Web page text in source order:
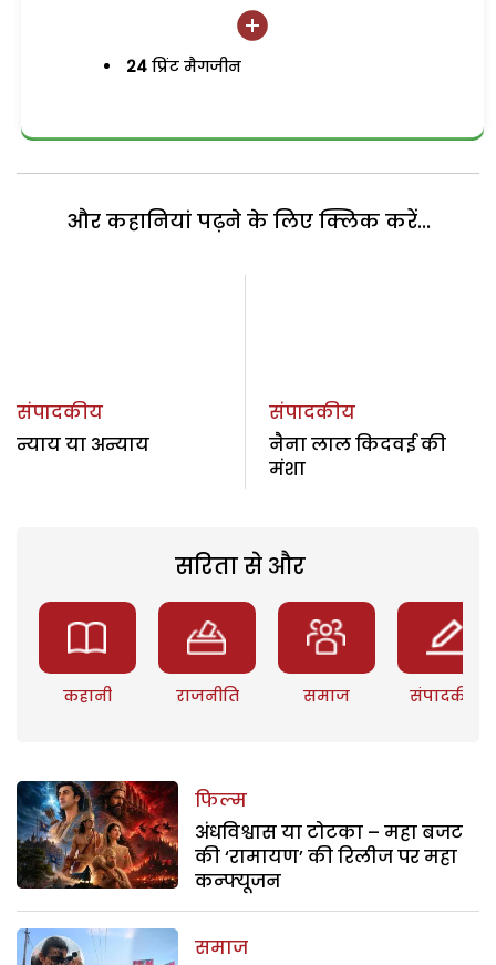
24 प्रिंट मैगजीन
और कहानियां पढ़ने के लिए क्लिक करें...
संपादकीय
न्याय या अन्याय
संपादकीय
नैना लाल किदवई की
मंशा
सरिता से और
कहानी राजनीति समाज संपादकीय
फिल्म
अंधविश्वास या टोटका – महा बजट
की ‘रामायण’ की रिलीज पर महा
कन्फ्यूजन
समाज